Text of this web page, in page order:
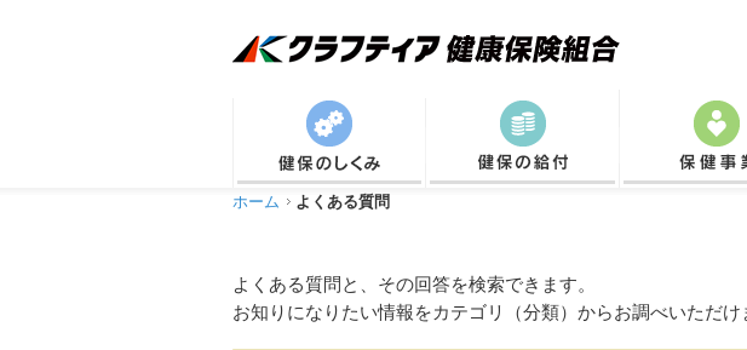
ホーム よくある質問
よくある質問と、その回答を検索できます。
お知りになりたい情報をカテゴリ（分類）からお調べいただけ